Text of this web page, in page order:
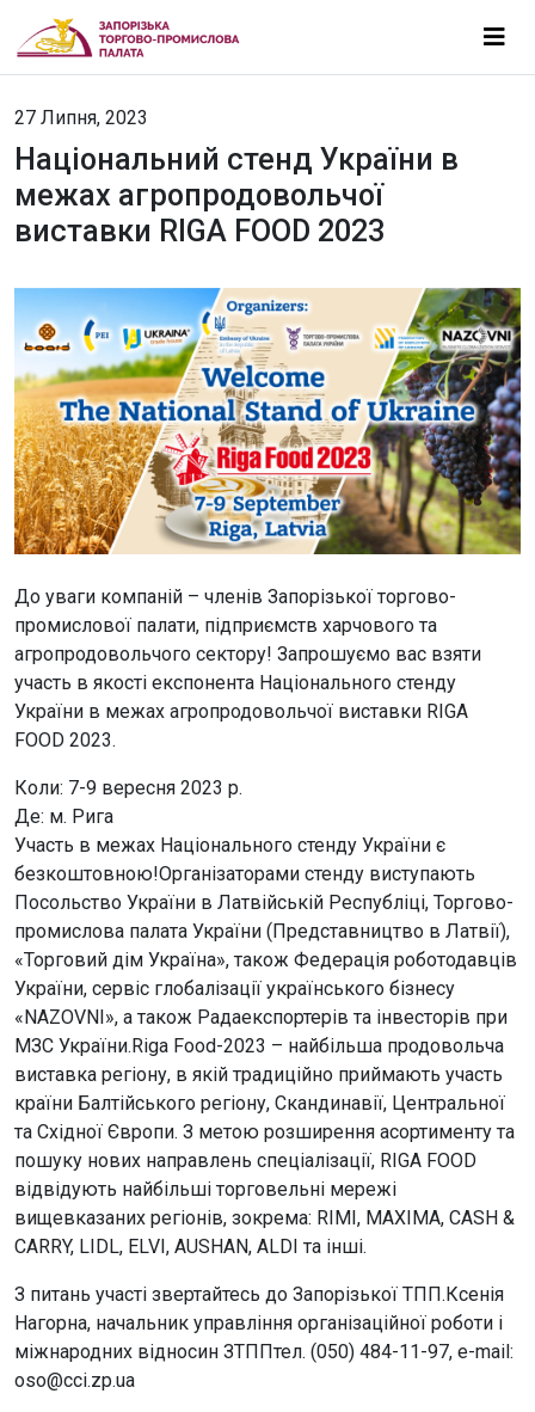
27 Липня, 2023
Національний стенд України в
межах агропродовольчої
виставки RIGA FOOD 2023
До уваги компаній – членів Запорізької торгово-
промислової палати, підприємств харчового та
агропродовольчого сектору! Запрошуємо вас взяти
участь в якості експонента Національного стенду
України в межах агропродовольчої виставки RIGA
FOOD 2023.
Коли: 7-9 вересня 2023 р.
Де: м. Рига
Участь в межах Національного стенду України є
безкоштовною!Організаторами стенду виступають
Посольство України в Латвійській Республіці, Торгово-
промислова палата України (Представництво в Латвії),
«Торговий дім Україна», також Федерація роботодавців
України, сервіс глобалізації українського бізнесу
«NAZOVNI», а також Радаекспортерів та інвесторів при
МЗС України.Riga Food-2023 – найбільша продовольча
виставка регіону, в якій традиційно приймають участь
країни Балтійського регіону, Скандинавії, Центральної
та Східної Європи. З метою розширення асортименту та
пошуку нових направлень спеціалізації, RIGA FOOD
відвідують найбільші торговельні мережі
вищевказаних регіонів, зокрема: RIMI, MAXIMA, CASH &
CARRY, LIDL, ELVI, AUSHAN, ALDI та інші.
З питань участі звертайтесь до Запорізької ТПП.Ксенія
Нагорна, начальник управління організаційної роботи і
міжнародних відносин ЗТППтел. (050) 484-11-97, е-mail:
oso@cci.zp.ua